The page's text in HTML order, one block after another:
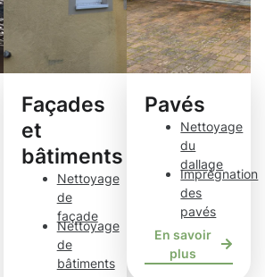
Façades
et
bâtiments
Nettoyage
de
façade
Nettoyage
de
bâtiments
Pavés
Nettoyage
du
dallage
Imprégnation
des
pavés
En savoir
plus